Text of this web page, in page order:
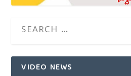
VIDEO NEWS